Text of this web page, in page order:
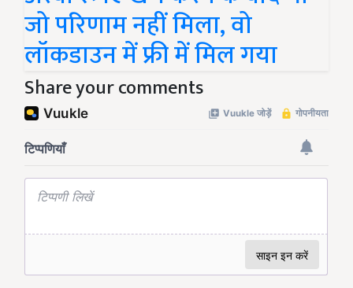
जो परिणाम नहीं मिला, वो
लॉकडाउन में फ्री में मिल गया
Share your comments